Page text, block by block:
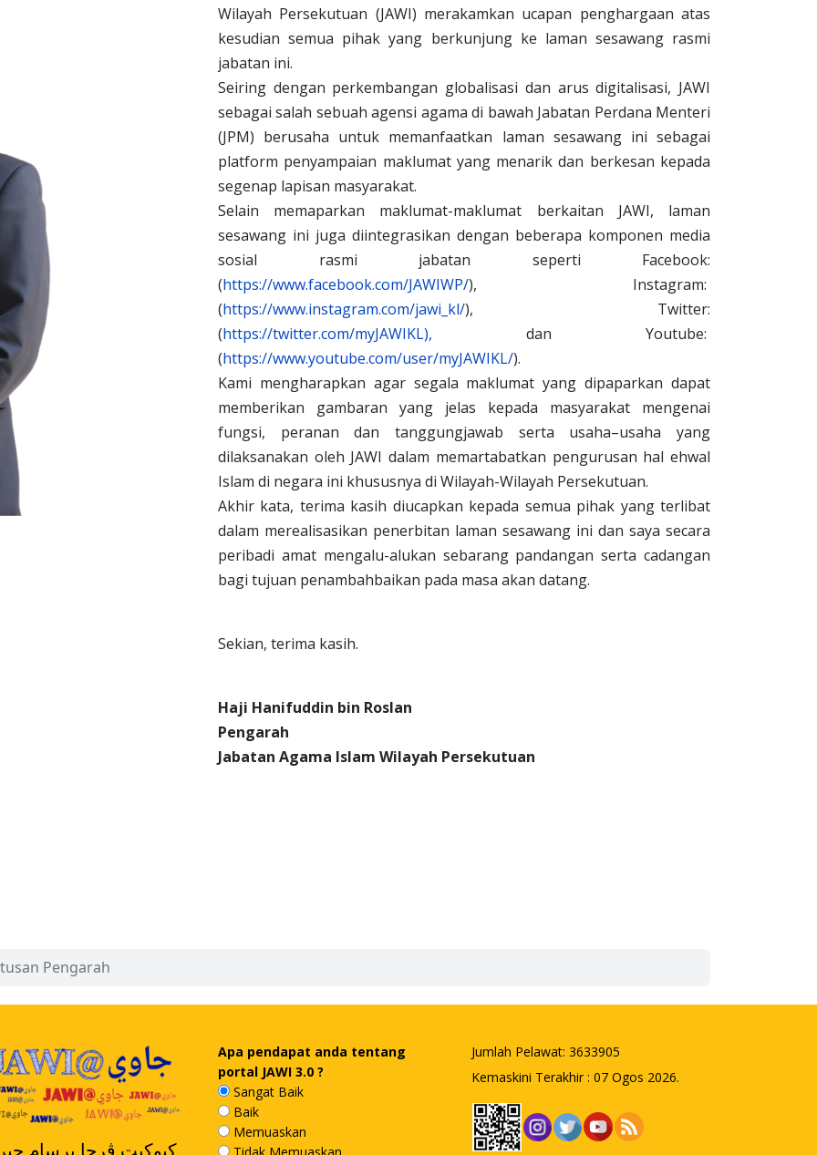
Wilayah Persekutuan (JAWI) merakamkan ucapan penghargaan atas
kesudian semua pihak yang berkunjung ke laman sesawang rasmi
jabatan ini.
Seiring dengan perkembangan globalisasi dan arus digitalisasi, JAWI
sebagai salah sebuah agensi agama di bawah Jabatan Perdana Menteri
(JPM) berusaha untuk memanfaatkan laman sesawang ini sebagai
platform penyampaian maklumat yang menarik dan berkesan kepada
segenap lapisan masyarakat.
Selain memaparkan maklumat-maklumat berkaitan JAWI, laman
sesawang ini juga diintegrasikan dengan beberapa komponen media
sosial rasmi jabatan seperti Facebook:
(https://www.facebook.com/JAWIWP/), Instagram:
(https://www.instagram.com/jawi_kl/), Twitter:
(https://twitter.com/myJAWIKL), dan Youtube:
(https://www.youtube.com/user/myJAWIKL/).
Kami mengharapkan agar segala maklumat yang dipaparkan dapat
memberikan gambaran yang jelas kepada masyarakat mengenai
fungsi, peranan dan tanggungjawab serta usaha–usaha yang
dilaksanakan oleh JAWI dalam memartabatkan pengurusan hal ehwal
Islam di negara ini khususnya di Wilayah-Wilayah Persekutuan.
Akhir kata, terima kasih diucapkan kepada semua pihak yang terlibat
dalam merealisasikan penerbitan laman sesawang ini dan saya secara
peribadi amat mengalu-alukan sebarang pandangan serta cadangan
bagi tujuan penambahbaikan pada masa akan datang.
Sekian, terima kasih.
Haji Hanifuddin bin Roslan
Pengarah
Jabatan Agama Islam Wilayah Persekutuan
Pengarah
،کبوکيت ڤرچا برسام
Apa pendapat anda tentang
portal JAWI 3.0 ?
Sangat Baik
Baik
Memuaskan
Jumlah Pelawat: 3633905
Kemaskini Terakhir : 07 Ogos 2026.